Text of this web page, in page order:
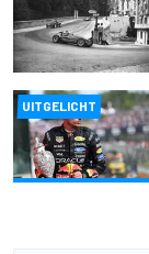
UITGELICHT